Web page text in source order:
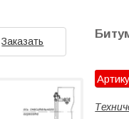
Заказать